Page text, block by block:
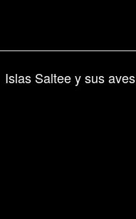
Islas Saltee y sus aves